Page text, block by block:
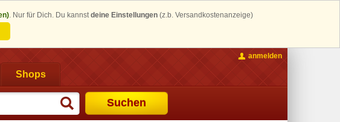
. Nur für Dich. Du kannstdeine Einstellungen (z.b. Versandkostenanzeige)
Shops
Suchen
anmelden